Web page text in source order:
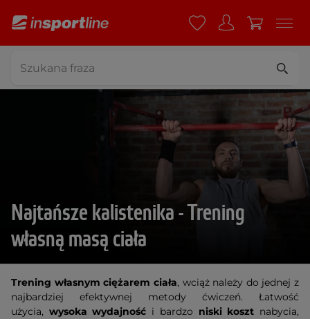
Najtańsze kalistenika - Trening
własną masą ciała
Trening własnym ciężarem ciała, wciąż należy do jednej z
najbardziej efektywnej metody ćwiczeń. Łatwość
użycia, wysoka wydajność i bardzo niski koszt nabycia,